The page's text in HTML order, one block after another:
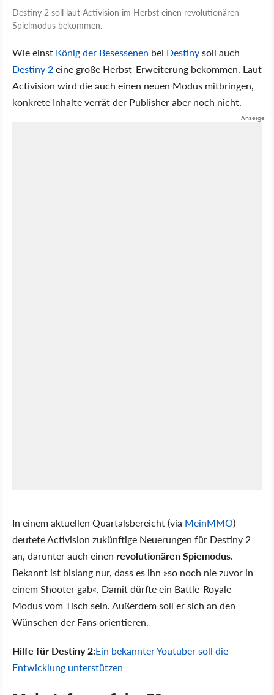
Destiny 2 soll laut Activision im Herbst einen revolutionären
Spielmodus bekommen.
Wie einst König der Besessenen bei Destinysoll auch
Destiny 2eine große Herbst-Erweiterung bekommen. Laut
Activision wird die auch einen neuen Modus mitbringen,
konkrete Inhalte verrät der Publisher aber noch nicht.
In einem aktuellen Quartalsbereicht (via MeinMMO)
deutete Activision zukünftige Neuerungen für Destiny 2
an, darunter auch einen revolutionären Spiemodus.
Bekannt ist bislang nur, dass es ihn »so noch nie zuvor in
einem Shooter gab«. Damit dürfte ein Battle-Royale-
Modus vom Tisch sein. Außerdem soll er sich an den
Wünschen der Fans orientieren.
Hilfe für Destiny 2:Ein bekannter Youtuber soll die
Entwicklung unterstützen